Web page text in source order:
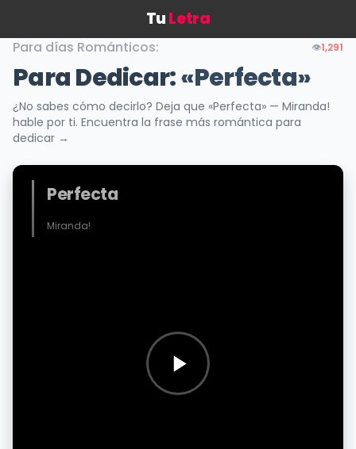
TuLetra
Para días Románticos: 👁️1,291
Para Dedicar:«Perfecta»
¿No sabes cómo decirlo? Deja que «Perfecta» — Miranda!
hable por ti. Encuentra la frase más romántica para
dedicar →
Perfecta
Miranda!